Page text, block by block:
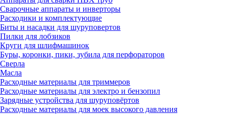
Сварочные аппараты и инверторы
Расходики и комплектующие
Биты и насадки для шуруповертов
Пилки для лобзиков
Круги для шлифмашинок
Буры, коронки, пики, зубила для перфораторов
Сверла
Масла
Расходные материалы для триммеров
Расходные материалы для электро и бензопил
Зарядные устройства для шуруповёртов
Расходные материалы для моек высокого давления